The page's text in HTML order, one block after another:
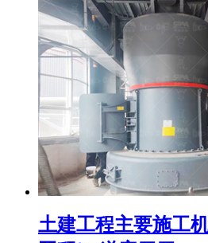
土建工程主要施工